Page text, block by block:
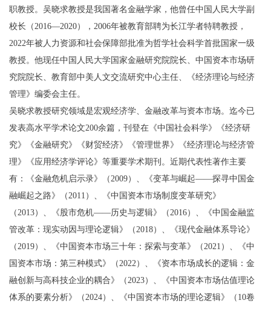
职教授。吴晓求教授是我国著名金融学家，他曾任中国人民大学副
校长（2016—2020），2006年被教育部聘为长江学者特聘教授，
2022年被人力资源和社会保障部批准为哲学社会科学首批国家一级
教授。他现任中国人民大学国家金融研究院院长、中国资本市场研
究院院长、教育部中美人文交流研究中心主任、《经济理论与经济
管理》编委会主任。
吴晓求教授研究领域是宏观经济学、金融改革与资本市场。迄今已
发表高水平学术论文200余篇，刊登在《中国社会科学》《经济研
究》《金融研究》《财贸经济》《管理世界》《经济理论与经济管
理》《应用经济学评论》等重要学术期刊。近期代表性著作主要
有：《金融危机启示录》（2009）、《变革与崛起——探寻中国金
融崛起之路》（2011）、《中国资本市场制度变革研究》
（2013）、《股市危机——历史与逻辑》（2016）、《中国金融监
管改革：现实动因与理论逻辑》（2018）、《现代金融体系导论》
（2019）、《中国资本市场三十年：探索与变革》（2021）、《中
国资本市场：第三种模式》（2022）、《资本市场成长的逻辑：金
融创新与高科技企业的耦合》（2023）、《中国资本市场估值理论
体系的要素分析》（2024）、《中国资本市场的理论逻辑》（10卷